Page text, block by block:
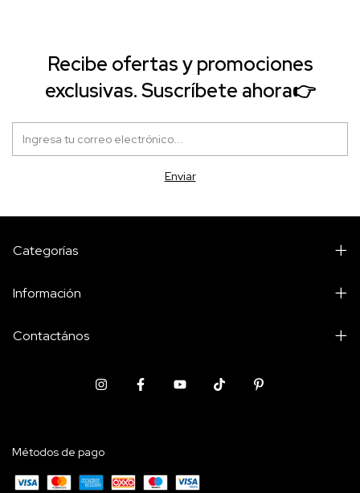
Recibe ofertas y promociones
exclusivas. Suscríbete ahora👉
Categorías
Información
Contactános
Métodos de pago